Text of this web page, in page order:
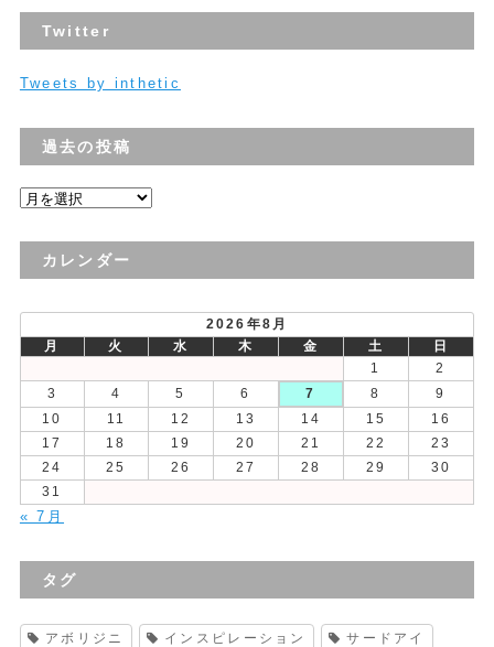
Twitter
Tweets by inthetic
過去の投稿
過
の
カレンダー
2026年8月
月
火 水 木 金 土
日
1
2
3
4 5 6 7 8
9
10
11 12 13 14 15
16
17
18 19 20 21 22
23
24
25 26 27 28 29
30
31
« 7月
タグ
アボリジニ インスピレーション サードアイ